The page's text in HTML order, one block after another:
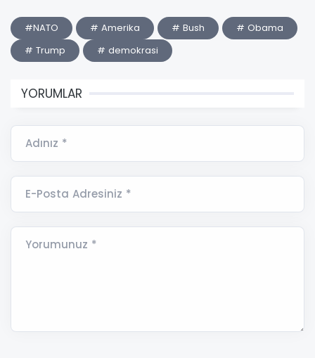
#NATO # Amerika # Bush
# Obama
# Trump
# demokrasi
YORUMLAR
Adınız *
E-Posta Adresiniz *
Yorumunuz *